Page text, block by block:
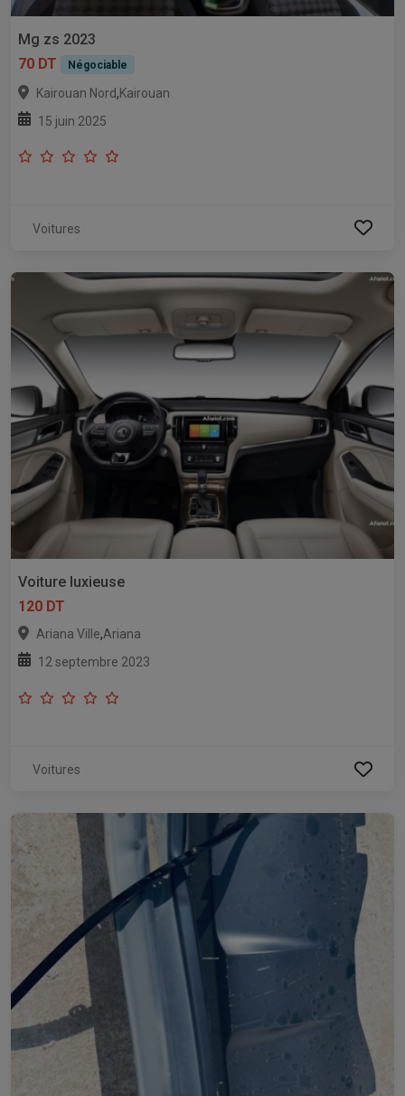
Mg zs 2023
70 DT
Négociable
Kairouan Nord,Kairouan
15 juin 2025
Voitures
Voiture luxieuse
120 DT
Ariana Ville,Ariana
12 septembre 2023
Voitures